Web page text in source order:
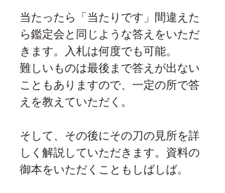
当たったら「当たりです」間違えた
ら鑑定会と同じような答えをいただ
きます。入札は何度でも可能。
難しいものは最後まで答えが出ない
こともありますので、一定の所で答
えを教えていただく。
そして、その後にその刀の見所を詳
しく解説していただきます。資料の
御本をいただくこともしばしば。